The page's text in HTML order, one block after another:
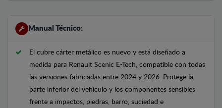
Manual Técnico:
El cubre cárter metálico es nuevo y está diseñado a
medida para Renault Scenic E-Tech, compatible con todas
las versiones fabricadas entre 2024 y 2026. Protege la
parte inferior del vehículo y los componentes sensibles
frente a impactos, piedras, barro, suciedad e